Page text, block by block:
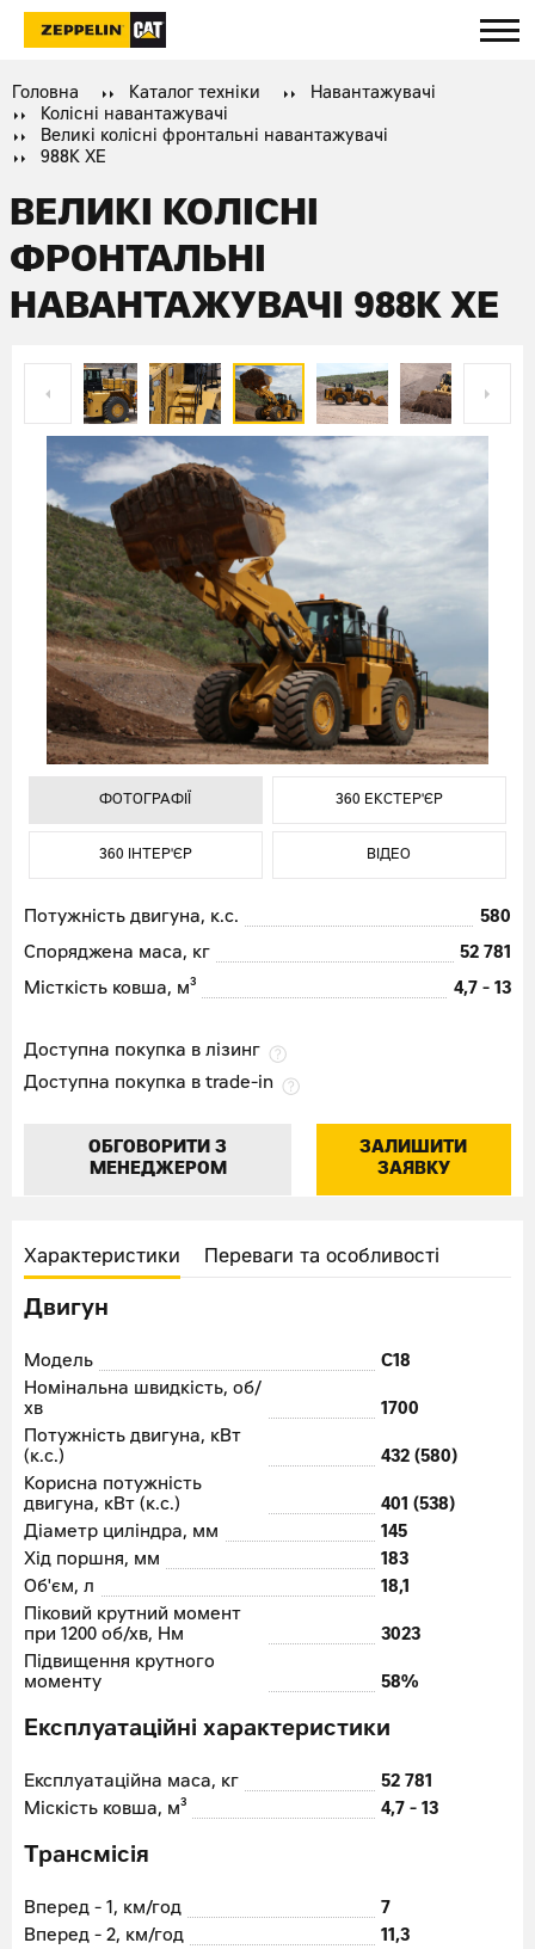
Головна Каталог техніки
Навантажувачі
Колісні навантажувачі
Великі колісні фронтальні навантажувачі
988K XE
ВЕЛИКІ КОЛІСНІ
ФРОНТАЛЬНІ
НАВАНТАЖУВАЧІ 988K XE
ФОТОГРАФІЇ 360 ЕКСТЕР'ЄР
360 ІНТЕР'ЄР ВІДЕО
ФОТОГРАФІЇ 360 ЕКСТЕР'ЄР
360 ІНТЕР'ЄР ВІДЕО
ФОТОГРАФІЇ 360 ЕКСТЕР'ЄР
360 ІНТЕР'ЄР ВІДЕО
ФОТОГРАФІЇ 360 ЕКСТЕР'ЄР
360 ІНТЕР'ЄР ВІДЕО
Потужність двигуна, к.с.
580
Споряджена маса, кг
52 781
Місткість ковша, м³
4,7 - 13
Доступна покупка в лізинг
Доступна покупка в trade-in
ОБГОВОРИТИ З
МЕНЕДЖЕРОМ
ЗАЛИШИТИ
ЗАЯВКУ
Характеристики Переваги та особливості
Двигун
Модель
C18
Номінальна швидкість, об/
хв
1700
Потужність двигуна, кВт
(к.с.)
432 (580)
Корисна потужність
двигуна, кВт (к.с.)
401 (538)
Діаметр циліндра, мм
145
Хід поршня, мм
183
Об'єм, л
18,1
Піковий крутний момент
при 1200 об/хв, Нм
3023
Підвищення крутного
моменту
58%
Експлуатаційні характеристики
Експлуатаційна маса, кг
52 781
Міскість ковша, м³
4,7 - 13
Трансмісія
Вперед - 1, км/год
7
Вперед - 2, км/год
11,3